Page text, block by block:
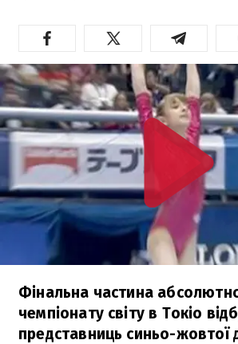
Фінальна частина
чемпіонату світу в Токіо
представниць синьо-жовтої